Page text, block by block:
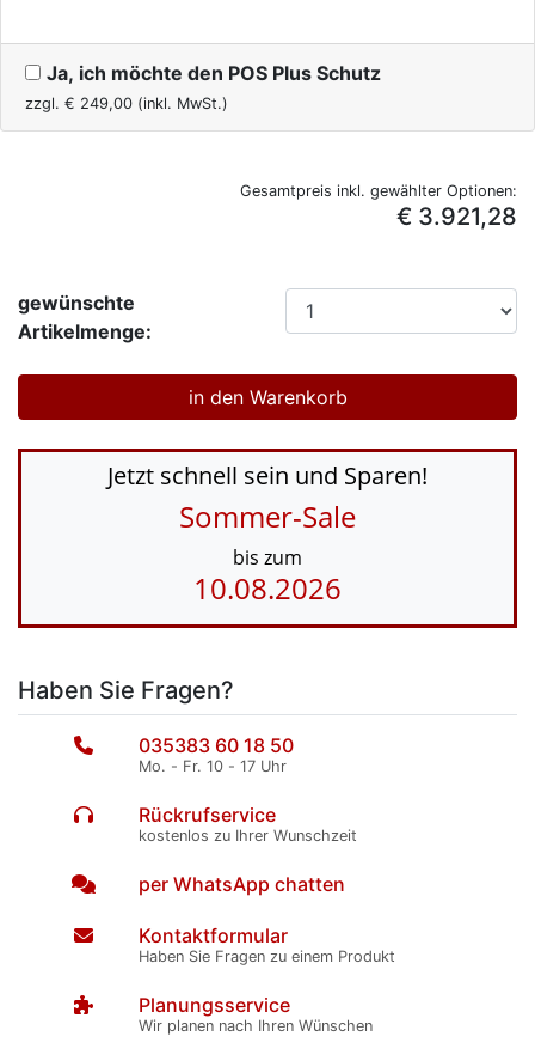
Ja, ich möchte den POS Plus Schutz
zzgl. € 249,00 (inkl. MwSt.)
Gesamtpreis inkl. gewählter Optionen:
€ 3.921,28
gewünschte
Artikelmenge:
Jetzt schnell sein und Sparen!
Sommer-Sale
bis zum
10.08.2026
Haben Sie Fragen?
035383 60 18 50
Mo. - Fr. 10 - 17 Uhr
Rückrufservice
kostenlos zu Ihrer Wunschzeit
per WhatsApp chatten
Kontaktformular
Haben Sie Fragen zu einem Produkt
Planungsservice
Wir planen nach Ihren Wünschen